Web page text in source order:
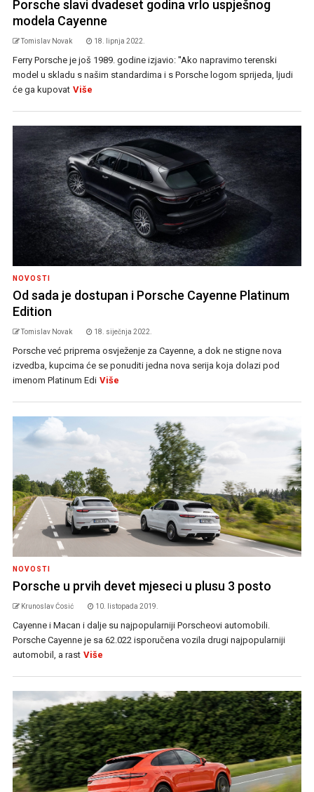
Porsche slavi dvadeset godina vrlo uspješnog
modela Cayenne
Tomislav Novak 18. lipnja 2022.
Ferry Porsche je još 1989. godine izjavio: ''Ako napravimo terenski
model u skladu s našim standardima i s Porsche logom sprijeda, ljudi
će ga kupovat Više
NOVOSTI
Od sada je dostupan i Porsche Cayenne Platinum
Edition
Tomislav Novak 18. siječnja 2022.
Porsche već priprema osvježenje za Cayenne, a dok ne stigne nova
izvedba, kupcima će se ponuditi jedna nova serija koja dolazi pod
imenom Platinum Edi Više
NOVOSTI
Porsche u prvih devet mjeseci u plusu 3 posto
Krunoslav Ćosić 10. listopada 2019.
Cayenne i Macan i dalje su najpopularniji Porscheovi automobili.
Porsche Cayenne je sa 62.022 isporučena vozila drugi najpopularniji
automobil, a rast Više